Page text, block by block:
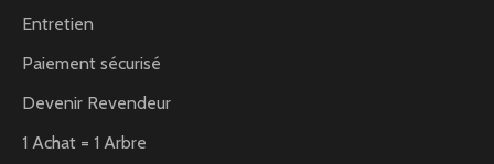
Entretien
Paiement sécurisé
Devenir Revendeur
1 Achat = 1 Arbre